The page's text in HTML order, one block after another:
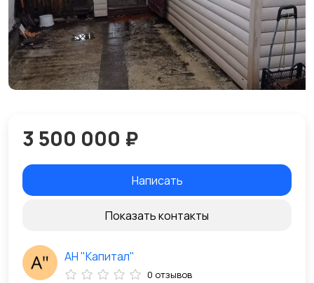
3 500 000 ₽
Написать
Показать контакты
АН "Капитал"
0 отзывов